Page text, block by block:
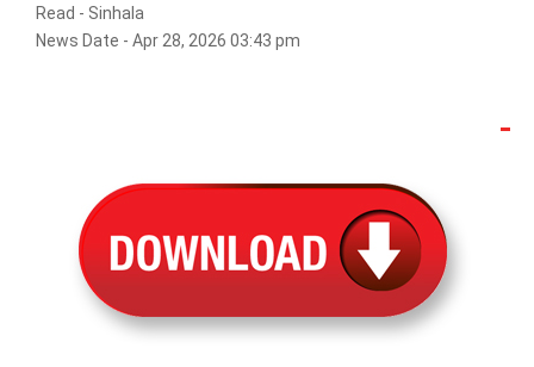
Read - Sinhala
News Date - Apr 28, 2026 03:43 pm